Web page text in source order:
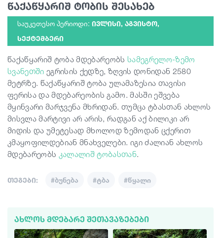
სტატიები
ტრანსპორტი
ივენთები
დაგეგმე მოგზაურობა
საქართველო
წაქაწყარიშ ტობის შესახებ
საუკეთესო პერიოდი: ᲘᲕᲚᲘᲡᲘ, ᲐᲒᲕᲘᲡᲢᲝ,
ᲡᲔᲥᲢᲔᲛᲑᲔᲠᲘ
წაქაწყარიშ ტობა მდებარეობს სამეგრელო-ზემო
სვანეთში ეგრისის ქედზე, ზღვის დონიდან 2580
მეტრზე. წაქაწყარიშ ტობა ულამაზესია თავისი
ფერისა და მდებარეობის გამო. მასში ეშვება
მყინვარი მარჯვენა მხრიდან. თუმცა ტბასთან ახლოს
მისვლა მარტივი არ არის, რადგან აქ ბილიკი არ
მიდის და უმეტესად მხოლოდ ზემოდან ცქერით
კმაყოფილდებიან მნახველები. იგი ძალიან ახლოს
მდებარეობს კალალიშ ტობასთან.
თეგები: #ბუნება #ტბა #წყალი
ᲐᲮᲚᲝᲡ ᲛᲓᲔᲑᲐᲠᲔ ᲨᲔᲗᲐᲕᲐᲖᲔᲑᲔᲑᲘ